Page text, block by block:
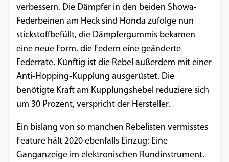
verbessern. Die Dämpfer in den beiden Showa-
Federbeinen am Heck sind Honda zufolge nun
stickstoffbefüllt, die Dämpfergummis bekamen
eine neue Form, die Federn eine geänderte
Federrate. Künftig ist die Rebel außerdem mit einer
Anti-Hopping-Kupplung ausgerüstet. Die
benötigte Kraft am Kupplungshebel reduziere sich
um 30 Prozent, verspricht der Hersteller.
Ein bislang von so manchen Rebelisten vermisstes
Feature hält 2020 ebenfalls Einzug: Eine
Ganganzeige im elektronischen Rundinstrument.